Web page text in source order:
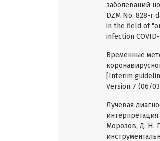
заболеваний
DZM No. 828-r
in the field of
infection
Временные
[Interim
Version 7 (06/
Лучевая
Морозов, Д. Н.